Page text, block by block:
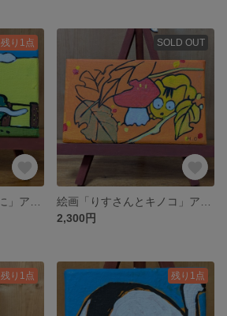
残り1点 SOLD OUT
2,300円
残り1点 残り1点